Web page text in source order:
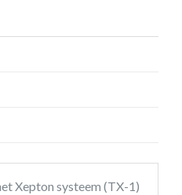
Xepton systeem (TX-1)